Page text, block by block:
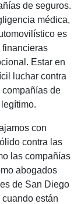
de seguros.
médica,
es
financieras
Estar en
luchar contra
compañías de
con
contra las
las compañías
abogados
de San Diego
están